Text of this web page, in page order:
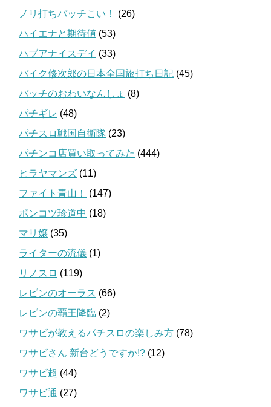
ノリ打ちバッチこい！
(26)
ハイエナと期待値 (53)
ハブアナイスデイ (33)
バイク修次郎の日本全国旅打ち日記 (45)
バッチのおわいなんしょ (8)
パチギレ (48)
パチスロ戦国自衛隊 (23)
パチンコ店買い取ってみた (444)
ヒラヤマンズ (11)
ファイト青山！
(147)
ポンコツ珍道中 (18)
マリ嬢 (35)
ライターの流儀 (1)
リノスロ (119)
レビンのオーラス (66)
レビンの覇王降臨 (2)
ワサビが教えるパチスロの楽しみ方 (78)
ワサビさん 新台どうですか!? (12)
ワサビ超 (44)
ワサビ通 (27)